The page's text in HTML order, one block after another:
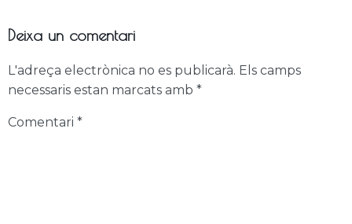
Deixa un comentari
L'adreça electrònica no es publicarà. Els camps
necessaris estan marcats amb *
Comentari *